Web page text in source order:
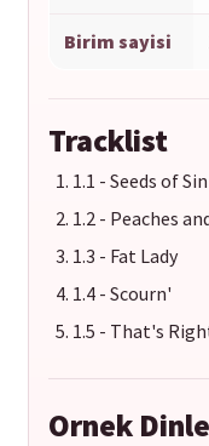
Birim sayisi
Tracklist
1.1 - Seeds of Sin
1.2 - Peaches
1.3 - Fat Lady
1.4 - Scourn'
1.5 - That's
Ornek